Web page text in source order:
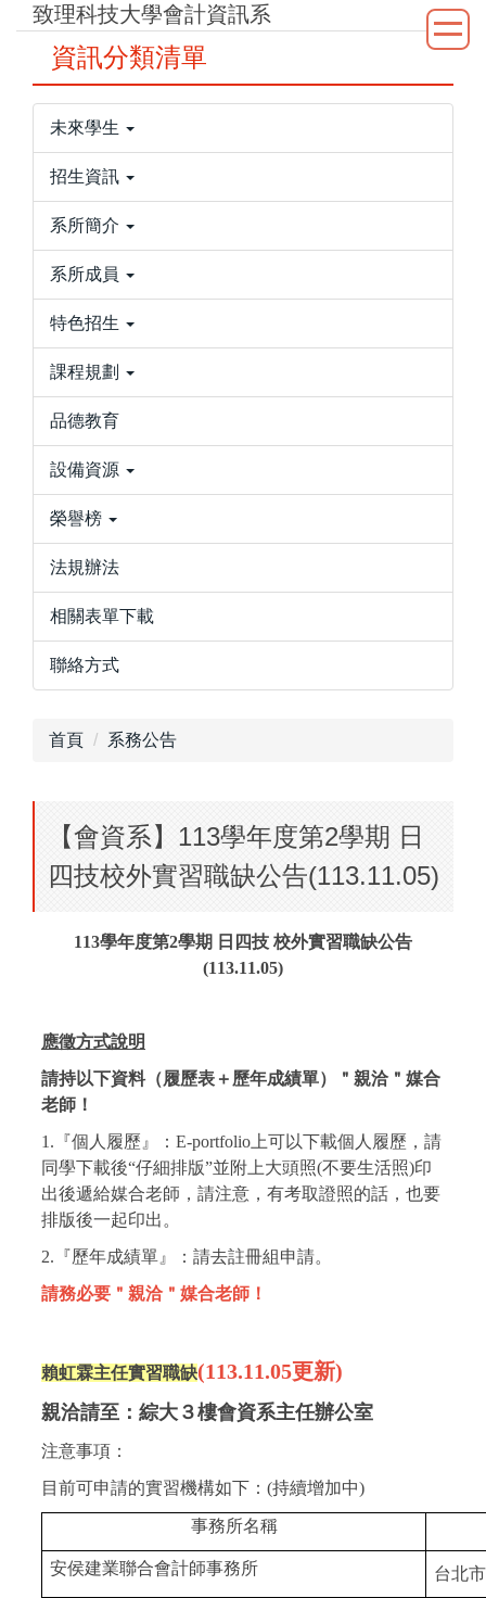
致理科技大學會計資訊系
資訊分類清單
未來學生
招生資訊
系所簡介
系所成員
特色招生
課程規劃
品德教育
設備資源
榮譽榜
法規辦法
相關表單下載
聯絡方式
首頁 系務公告
【會資系】113學年度第2學期 日
四技校外實習職缺公告(113.11.05)
113學年度第2學期 日四技 校外實習職缺公告
(113.11.05)
應徵方式說明
請持以下資料（履歷表＋歷年成績單）＂親洽＂媒合
老師！
1.『個人履歷』：E-portfolio上可以下載個人履歷，請
同學下載後“仔細排版”並附上大頭照(不要生活照)印
出後遞給媒合老師，請注意，有考取證照的話，也要
排版後一起印出。
2.『歷年成績單』：請去註冊組申請。
請務必要＂親洽＂媒合老師！
賴虹霖主任實習職缺(113.11.05更新)
親洽請至：綜大３樓會資系主任辦公室
注意事項：
目前可申請的實習機構如下： (持續增加中)
事務所名稱
安侯建業聯合會計師事務所 台北